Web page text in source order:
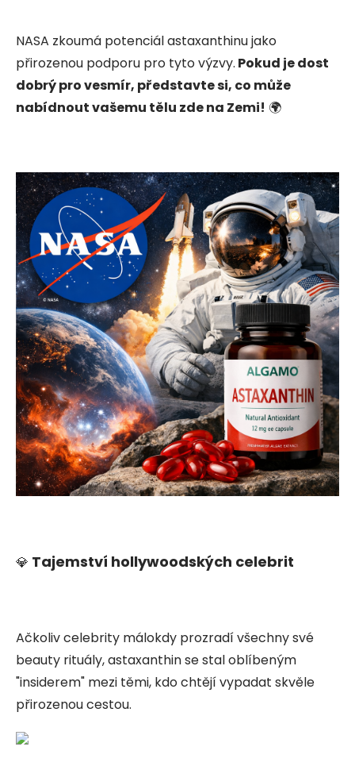
NASA zkoumá potenciál astaxanthinu jako
přirozenou podporu pro tyto výzvy. Pokud je dost
dobrý pro vesmír, představte si, co může
nabídnout vašemu tělu zde na Zemi! 🌍
💎 Tajemství hollywoodských celebrit
Ačkoliv celebrity málokdy prozradí všechny své
beauty rituály, astaxanthin se stal oblíbeným
"insiderem" mezi těmi, kdo chtějí vypadat skvěle
přirozenou cestou.